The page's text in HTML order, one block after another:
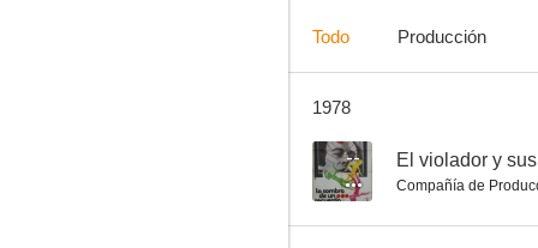
Dos chicas de revista
6.0
Todo Producción
1978
-- El violador y
Compañía de